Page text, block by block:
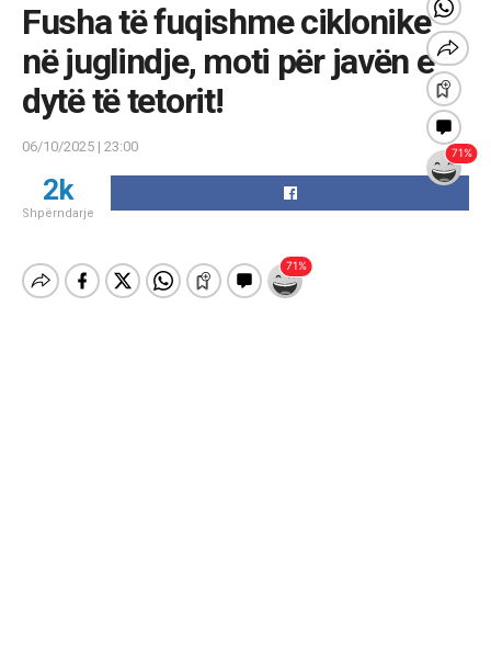
Fusha të fuqishme ciklonike
në juglindje, moti për javën e
dytë të tetorit!
06/10/2025 | 23:00
2k
Shpërndarje